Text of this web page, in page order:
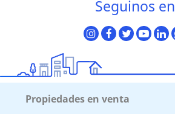
Seguinos en
Propiedades en venta